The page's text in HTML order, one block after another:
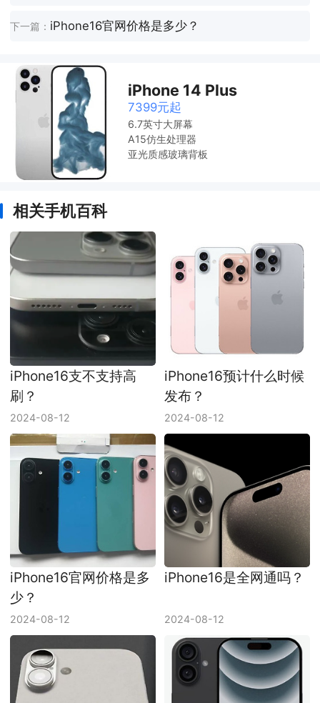
下一篇： iPhone16官网价格是多少？
iPhone 14 Plus
7399元起
6.7英寸大屏幕
A15仿生处理器
亚光质感玻璃背板
相关手机百科
iPhone16支不支持高
刷？
2024-08-12
iPhone16预计什么时候
发布？
2024-08-12
iPhone16官网价格是多
少？
2024-08-12
iPhone16是全网通吗？
2024-08-12